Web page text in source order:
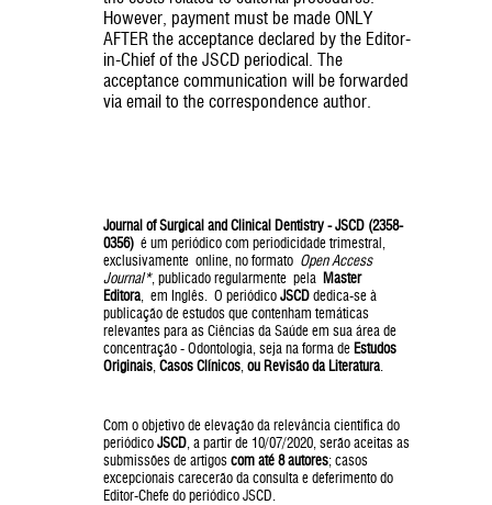
However, payment must be made ONLY
AFTER the acceptance declared by the Editor-
in-Chief of the JSCD periodical. The
acceptance communication will be forwarded
via email to the correspondence author.
Journal of Surgical and Clinical Dentistry - JSCD (2358-
0356) é um periódico com periodicidade trimestral,
exclusivamente online, no formato Open Access
Journal*, publicado regularmente pela Master
Editora , em Inglês. O periódicoJSCDdedica-se à
publicação de estudos que contenham temáticas
relevantes para as Ciências da Saúde em sua área de
concentração - Odontologia, seja na forma de Estudos
Originais Casos Clínicos ou Revisão da Literatura
Com o objetivo de elevação da relevância científica do
periódicoJSCD , a partir de 10/07/2020, serão aceitas as
submissões de artigoscom até 8 autores; casos
excepcionais carecerão da consulta e deferimento do
Editor-Chefe do periódico JSCD.